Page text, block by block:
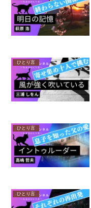
ひとり言
ひとり言
ひとり言